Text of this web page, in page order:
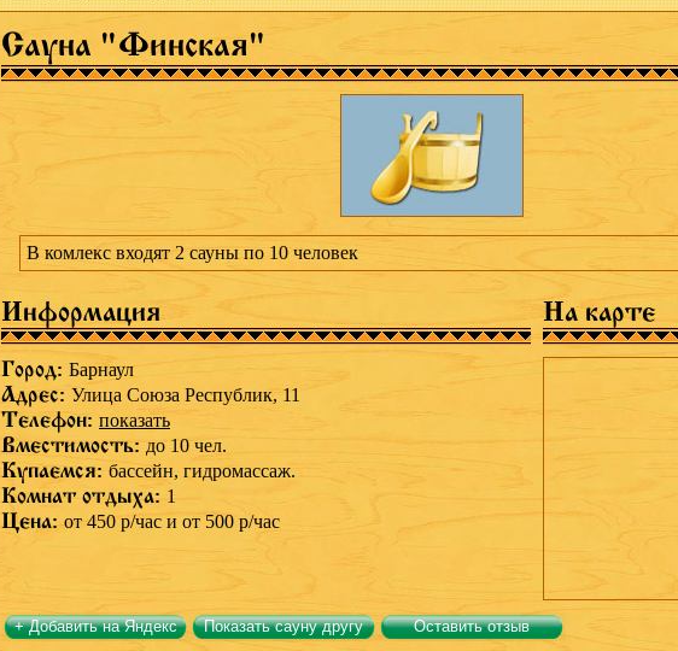
Сауна "Финская"
В комлекс входят 2 сауны по 10 человек
Информация На карте
Город: Барнаул
Адрес: Улица Союза Республик, 11
Телефон: показать
Вместимость: до 10 чел.
Купаемся: бассейн, гидромассаж.
Комнат отдыха: 1
Цена: от 450 р/час и от 500 р/час
+ Добавить на Яндекс Показать сауну другу Оставить отзыв